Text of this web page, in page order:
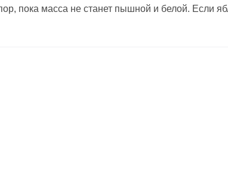
пока масса не станет пышной и белой. Если